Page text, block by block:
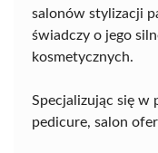
salonów stylizacji
świadczy o jego
kosmetycznych.
Specjalizując się w
pedicure, salon